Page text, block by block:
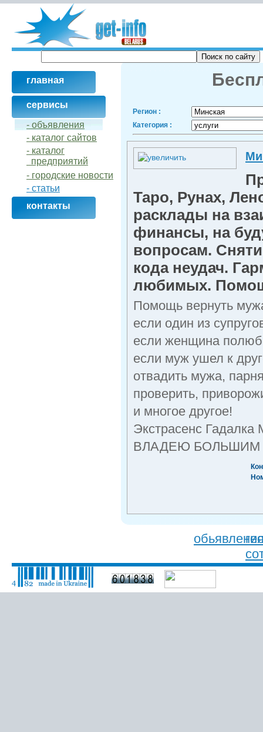
главная
сервисы
- объявления
- кaталог сайтов
- кaталог
предприятий
- городские новости
- статьи
контакты
Регион :
Категория :
Таро, Рунах,
расклады на
финансы, на
вопросам.
кода неудач.
любимых.
Помощь вернуть
если один из
если женщина
если муж ушел к
отвадить мужа,
проверить,
и многое другое!
Экстрасенс Гадалка
ВЛАДЕЮ БОЛЬШИМ